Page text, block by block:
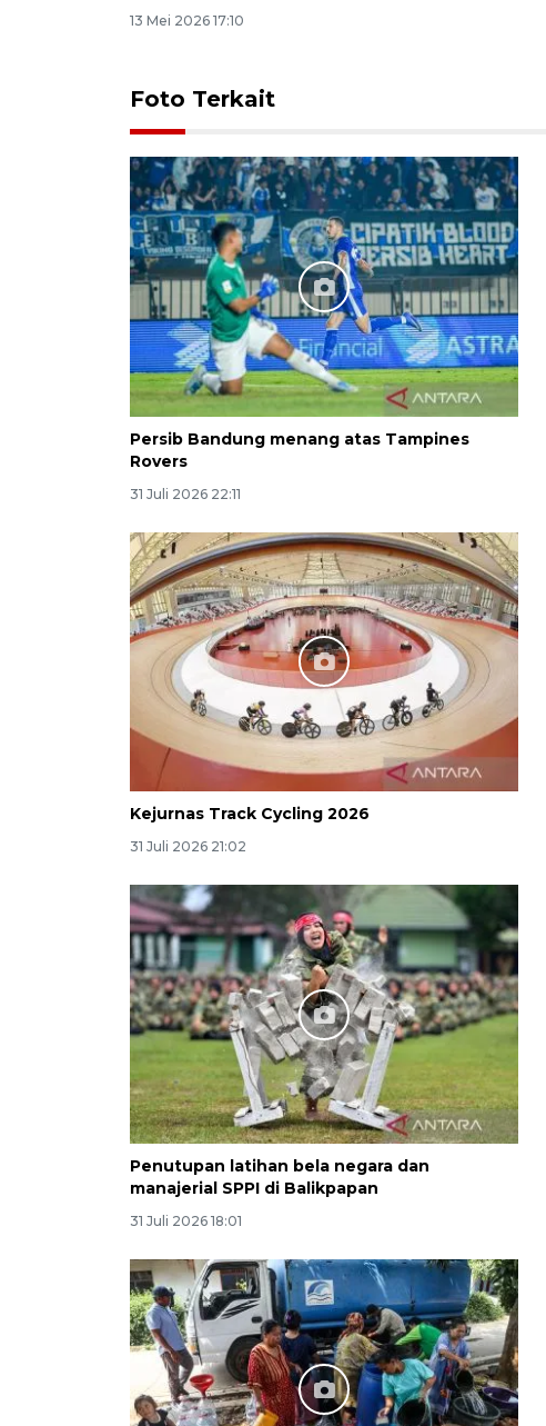
13 Mei 2026 17:10
Foto Terkait
Persib Bandung menang atas Tampines
Rovers
31 Juli 2026 22:11
Kejurnas Track Cycling 2026
31 Juli 2026 21:02
Penutupan latihan bela negara dan
manajerial SPPI di Balikpapan
31 Juli 2026 18:01